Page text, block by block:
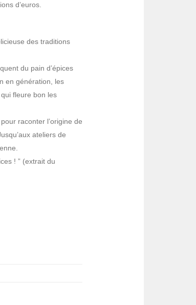
d’euros.
des traditions
du pain d’épices
en génération, les
fleure bon les
raconter l’origine de
ateliers de
! ” (extrait du